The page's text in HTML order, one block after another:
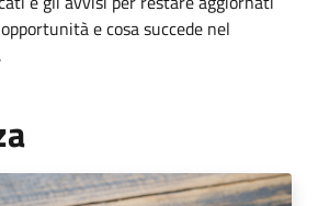
e cosa succede nel